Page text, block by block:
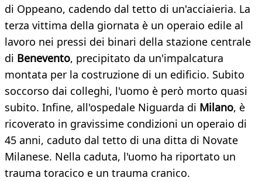
di Oppeano, cadendo dal tetto di un'acciaieria. La
terza vittima della giornata è un operaio edile al
lavoro nei pressi dei binari della stazione centrale
di Benevento, precipitato da un'impalcatura
montata per la costruzione di un edificio. Subito
soccorso dai colleghi, l'uomo è però morto quasi
subito. Infine, all'ospedale Niguarda di Milano, è
ricoverato in gravissime condizioni un operaio di
45 anni, caduto dal tetto di una ditta di Novate
Milanese. Nella caduta, l'uomo ha riportato un
trauma toracico e un trauma cranico.